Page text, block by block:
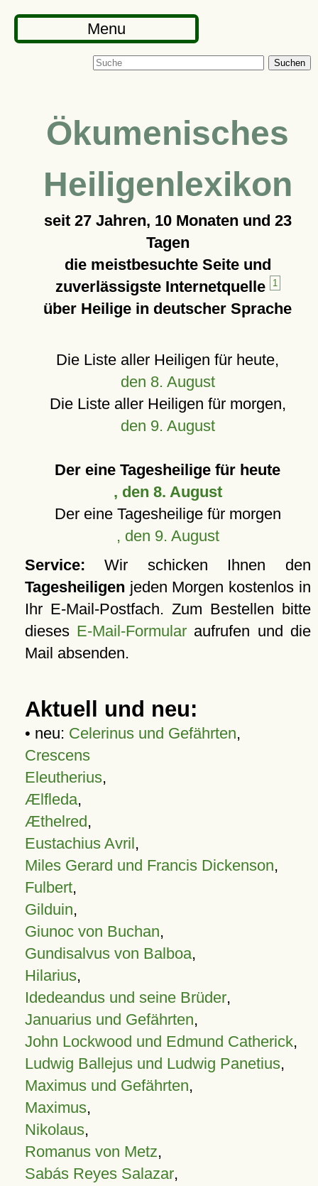
Menu
Suchen
Ökumenisches
Heiligenlexikon
seit 27 Jahren, 10 Monaten und 23
Tagen
die meistbesuchte Seite und
zuverlässigste Internetquelle
1
über Heilige in deutscher Sprache
Die Liste aller Heiligen für heute,
den 8. August
Die Liste aller Heiligen für morgen,
den 9. August
Der eine Tagesheilige für heute
, den 8. August
Der eine Tagesheilige für morgen
, den 9. August
Service: Wir schicken Ihnen den
Tagesheiligen jeden Morgen kostenlos in
Ihr E-Mail-Postfach. Zum Bestellen bitte
dieses E-Mail-Formular aufrufen und die
Mail absenden.
Aktuell und neu:
• neu: Celerinus und Gefährten,
Crescens
Eleutherius,
Ælfleda,
Æthelred,
Eustachius Avril,
Miles Gerard und Francis Dickenson,
Fulbert,
Gilduin,
Giunoc von Buchan,
Gundisalvus von Balboa,
Hilarius,
Idedeandus und seine Brüder,
Januarius und Gefährten,
John Lockwood und Edmund Catherick,
Ludwig Ballejus und Ludwig Panetius,
Maximus und Gefährten,
Maximus,
Nikolaus,
Romanus von Metz,
Sabás Reyes Salazar,